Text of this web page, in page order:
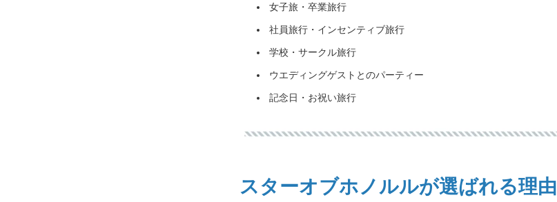
女子旅・卒業旅行
社員旅行・インセンティブ旅行
学校・サークル旅行
ウエディングゲストとのパーティー
記念日・お祝い旅行
スターオブホノルルが選ばれる理由